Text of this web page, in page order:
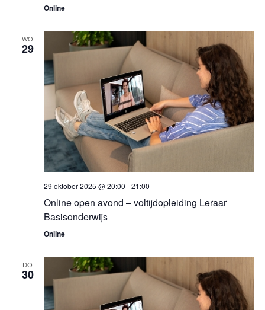
Online
WO
29
29 oktober 2025 @ 20:00 -21:00
Online open avond – voltijdopleiding Leraar
Basisonderwijs
Online
DO
30